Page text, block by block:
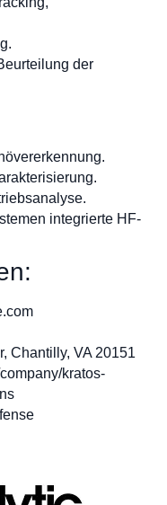
der
integrierte HF-
Chantilly, VA 20151
kratos-